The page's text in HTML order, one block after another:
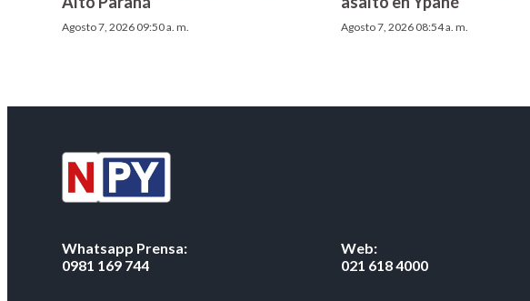
Agosto 7, 2026 09:50 a. m. Agosto 7, 2026 08:54 a. m.
Whatsapp Prensa:
0981 169 744
Web:
021 618 4000